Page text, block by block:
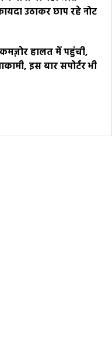
उठाकर छाप रहे नोट
हालत में पहुंची,
इस बार सपोर्टर भी